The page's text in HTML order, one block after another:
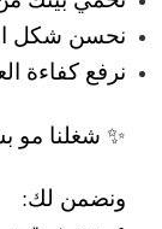
نحسن شكل
نرفع كفاءة
✨ شغلنا
ونضمن لك: